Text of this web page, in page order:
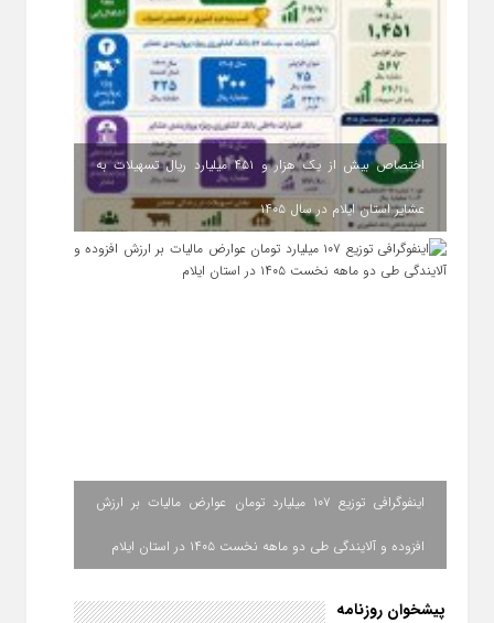
اختصاص بیش از یک هزار و ۴۵۱ میلیارد ریال تسهیلات به
عشایر استان ایلام در سال ۱۴۰۵
اینفوگرافی توزیع ۱۰۷ میلیارد تومان عوارض مالیات بر ارزش
افزوده و آلایندگی طی دو ماهه نخست ۱۴۰۵ در استان ایلام
پیشخوان روزنامه